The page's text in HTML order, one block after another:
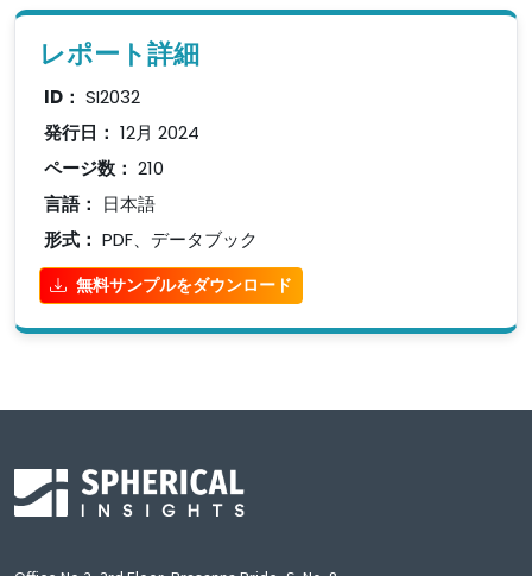
レポート詳細
ID： SI2032
発行日： 12月 2024
ページ数： 210
言語： 日本語
形式： PDF、データブック
無料サンプルをダウンロード